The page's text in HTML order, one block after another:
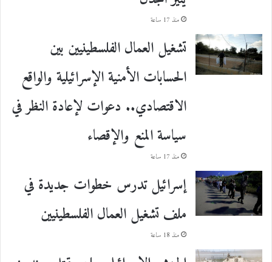
منذ 17 ساعة
تشغيل العمال الفلسطينيين بين
الحسابات الأمنية الإسرائيلية والواقع
الاقتصادي.. دعوات لإعادة النظر في
سياسة المنع والإقصاء
منذ 17 ساعة
إسرائيل تدرس خطوات جديدة في
ملف تشغيل العمال الفلسطينيين
منذ 18 ساعة